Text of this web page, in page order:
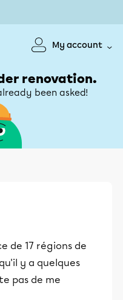
My account
renovation.
been asked!
de 17 régions de
y a quelques
pas de me